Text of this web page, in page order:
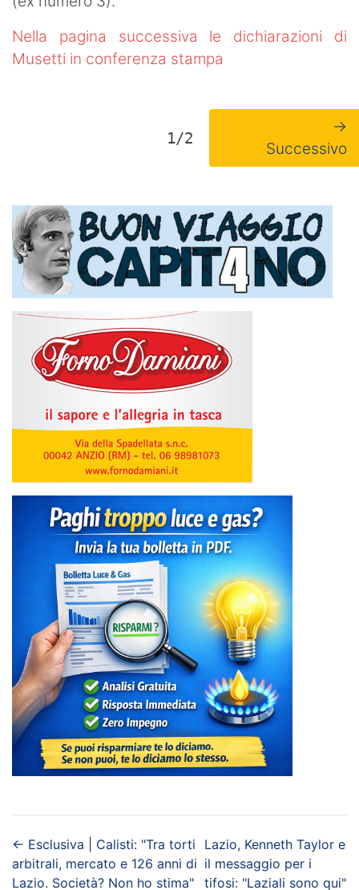
Nella pagina successiva le dichiarazioni di
Musetti in conferenza stampa
1/2
→
Successivo
← Esclusiva | Calisti: "Tra torti
arbitrali, mercato e 126 anni di
Lazio. Società? Non ho stima"
Lazio, Kenneth Taylor e
il messaggio per i
tifosi: "Laziali sono qui"